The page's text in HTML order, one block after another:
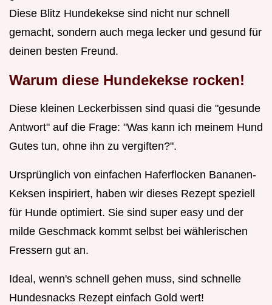
Diese Blitz Hundekekse sind nicht nur schnell
gemacht, sondern auch mega lecker und gesund für
deinen besten Freund.
Warum diese Hundekekse rocken!
Diese kleinen Leckerbissen sind quasi die "gesunde
Antwort" auf die Frage: "Was kann ich meinem Hund
Gutes tun, ohne ihn zu vergiften?".
Ursprünglich von einfachen Haferflocken Bananen-
Keksen inspiriert, haben wir dieses Rezept speziell
für Hunde optimiert. Sie sind super easy und der
milde Geschmack kommt selbst bei wählerischen
Fressern gut an.
Ideal, wenn's schnell gehen muss, sind schnelle
Hundesnacks Rezept einfach Gold wert!